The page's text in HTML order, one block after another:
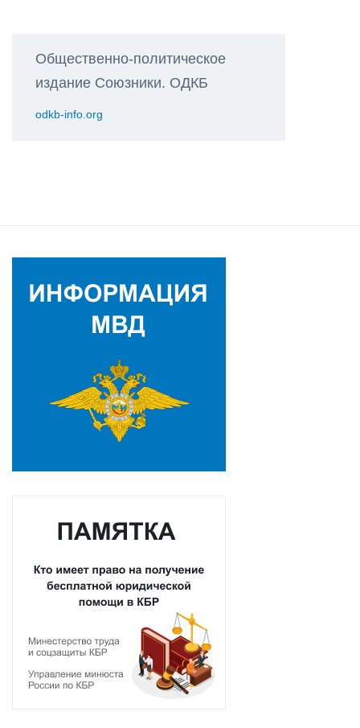
Общественно-политическое
издание Союзники. ОДКБ
odkb-info.org